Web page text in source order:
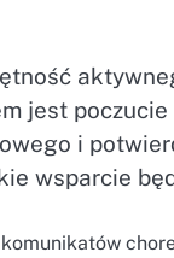
jest
i
wsparcie